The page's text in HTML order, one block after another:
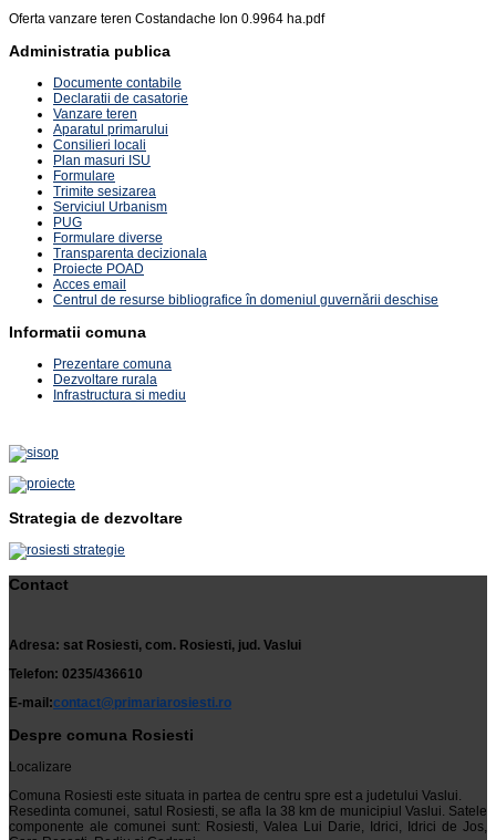
Oferta vanzare teren Costandache Ion 0.9964 ha.pdf
Administratia publica
Documente contabile
Declaratii de casatorie
Vanzare teren
Aparatul primarului
Consilieri locali
Plan masuri ISU
Formulare
Trimite sesizarea
Serviciul Urbanism
PUG
Formulare diverse
Transparenta decizionala
Proiecte POAD
Acces email
Centrul de resurse bibliografice în domeniul guvernării deschise
Informatii comuna
Prezentare comuna
Dezvoltare rurala
Infrastructura si mediu
Strategia de dezvoltare
Contact
Adresa: sat Rosiesti, com. Rosiesti, jud. Vaslui
Telefon: 0235/436610
E-mail:contact@primariarosiesti.ro
Despre comuna Rosiesti
Localizare
Comuna Rosiesti este situata in partea de centru spre est a judetului Vaslui.
Resedinta comunei, satul Rosiesti, se afla la 38 km de municipiul Vaslui. Satele
componente ale comunei sunt: Rosiesti, Valea Lui Darie, Idrici, Idrici de Jos,